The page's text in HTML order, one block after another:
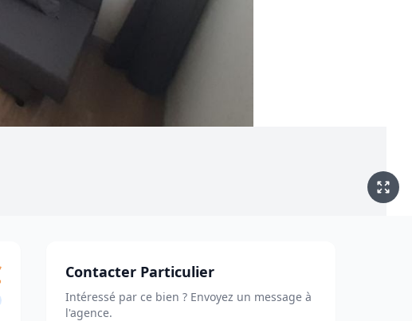
Contacter Particulier
Intéressé par ce bien ? Envoyez un message à
l'agence.